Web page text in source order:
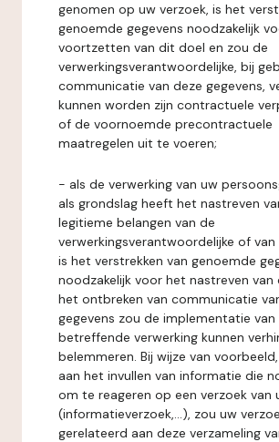
genomen op uw verzoek, is het
genoemde gegevens noodzakelijk
voortzetten van dit doel en zou de
verwerkingsverantwoordelijke, bij
communicatie van deze gegevens,
kunnen worden zijn contractuele
of de voornoemde precontractuele
maatregelen uit te voeren;
- als de verwerking van uw
als grondslag heeft het nastreven
legitieme belangen van de
verwerkingsverantwoordelijke of van
is het verstrekken van genoemde
noodzakelijk voor het nastreven van
het ontbreken van communicatie
gegevens zou de implementatie van
betreffende verwerking kunnen
belemmeren. Bij wijze van
aan het invullen van informatie die
om te reageren op een verzoek van
(informatieverzoek,...), zou uw
gerelateerd aan deze verzameling